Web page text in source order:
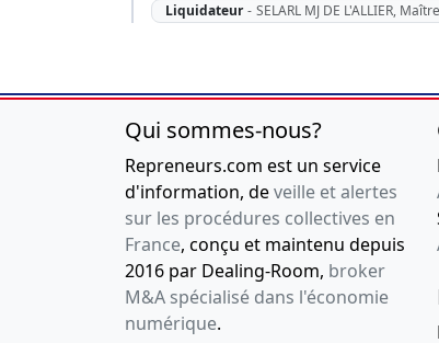
Liquidateur - SELARL MJ DE L'ALLIER,
Qui sommes-nous?
Repreneurs.com est un service
d'information, deveille et alertes
sur les procédures collectives en
France, conçu et maintenu depuis
2016 par Dealing-Room, broker
M&A spécialisé dans l'économie
numérique.